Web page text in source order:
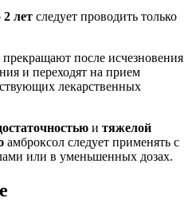
2 лет следует проводить только
после исчезновения
и переходят на прием
лекарственных
и тяжелой
амброксол следует применять с
или в уменьшенных дозах.